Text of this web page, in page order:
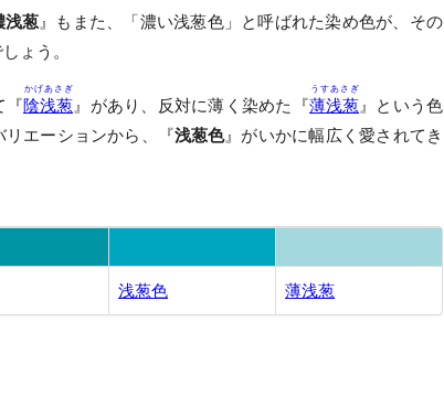
浅葱 』もまた、「濃い浅葱色」と呼ばれた染め色が、その
ょう。
『陰浅葱
かげあさぎ
』があり、反対に薄く染めた『薄浅葱
うすあさぎ
』という色
エーションから、『浅葱色』がいかに幅広く愛されてき
浅葱色 薄浅葱